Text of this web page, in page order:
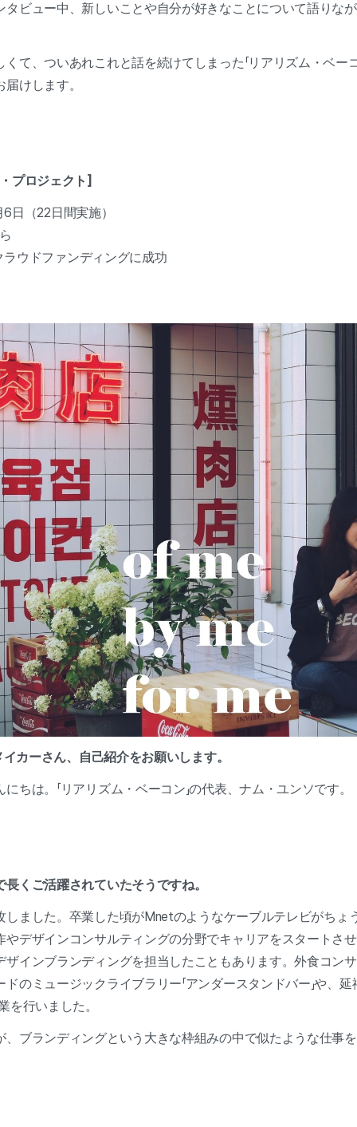
タビュー中、新しいことや自分が好きなことについて語りな
て、ついあれこれと話を続けてしまった「リアリズム・ベー
けします。
プロジェクト]
日（22日間実施）
ウドファンディングに成功
カーさん、自己紹介をお願いします。
ちは。「リアリズム・ベーコン」の代表、ナム・ユンソです。
長くご活躍されていたそうですね。
しました。卒業した頃がMnetのようなケーブルテレビがちょ
やデザインコンサルティングの分野でキャリアをスタートさ
ザインブランディングを担当したこともあります。外食コン
のミュージックライブラリー「アンダースタンドバー」や、延
を行いました。
、ブランディングという大きな枠組みの中で似たような仕事